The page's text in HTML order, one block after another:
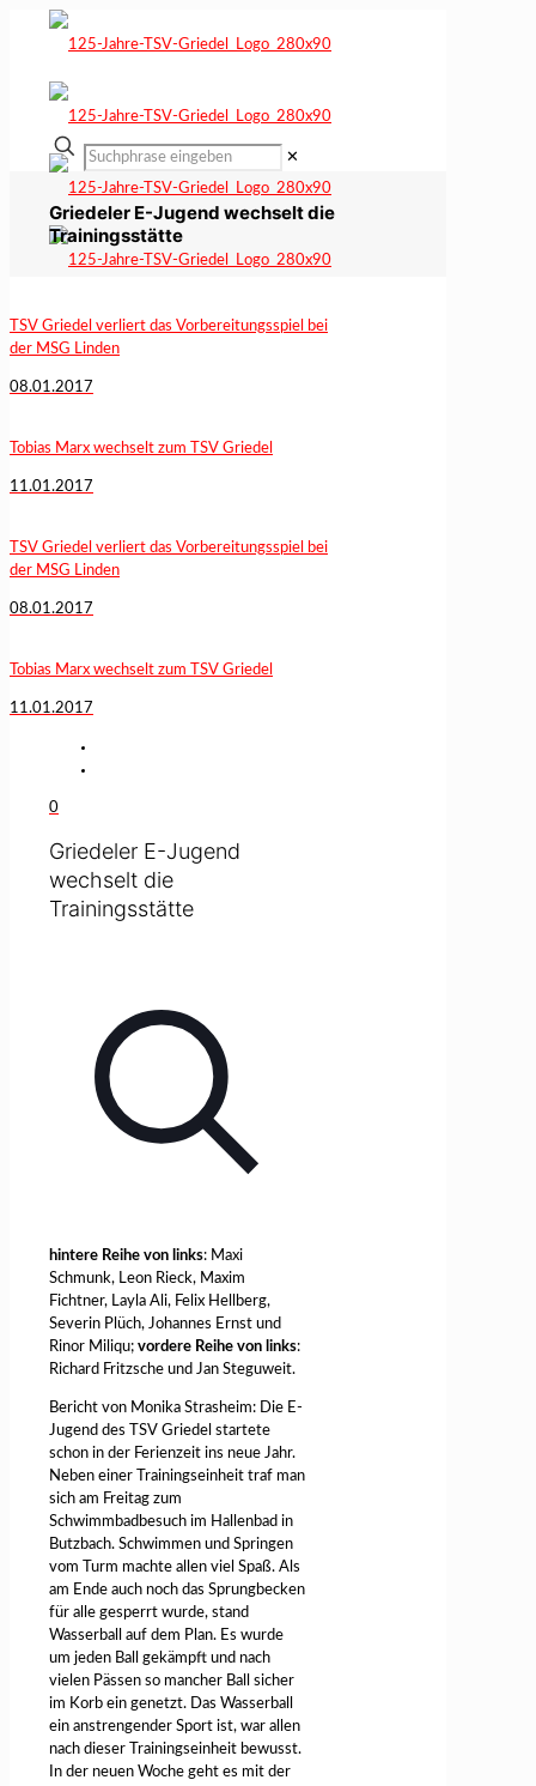
✕
Griedeler E-Jugend wechselt die
Trainingsstätte
TSV Griedel verliert das Vorbereitungsspiel bei
der MSG Linden
08.01.2017
Tobias Marx wechselt zum TSV Griedel
11.01.2017
TSV Griedel verliert das Vorbereitungsspiel bei
der MSG Linden
08.01.2017
Tobias Marx wechselt zum TSV Griedel
11.01.2017
0
Griedeler E-Jugend
wechselt die
Trainingsstätte
hintere Reihe von links: Maxi
Schmunk, Leon Rieck, Maxim
Fichtner, Layla Ali, Felix Hellberg,
Severin Plüch, Johannes Ernst und
Rinor Miliqu; vordere Reihe von links:
Richard Fritzsche und Jan Steguweit.
Bericht von Monika Strasheim: Die E-
Jugend des TSV Griedel startete
schon in der Ferienzeit ins neue Jahr.
Neben einer Trainingseinheit traf man
sich am Freitag zum
Schwimmbadbesuch im Hallenbad in
Butzbach. Schwimmen und Springen
vom Turm machte allen viel Spaß. Als
am Ende auch noch das Sprungbecken
für alle gesperrt wurde, stand
Wasserball auf dem Plan. Es wurde
um jeden Ball gekämpft und nach
vielen Pässen so mancher Ball sicher
im Korb ein genetzt. Das Wasserball
ein anstrengender Sport ist, war allen
nach dieser Trainingseinheit bewusst.
In der neuen Woche geht es mit der